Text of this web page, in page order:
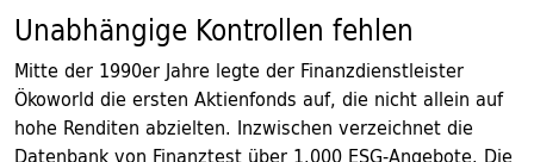
Unabhängige Kontrollen fehlen
Mitte der 1990er Jahre legte der Finanzdienstleister
Ökoworld die ersten Aktienfonds auf, die nicht allein auf
hohe Renditen abzielten. Inzwischen verzeichnet die